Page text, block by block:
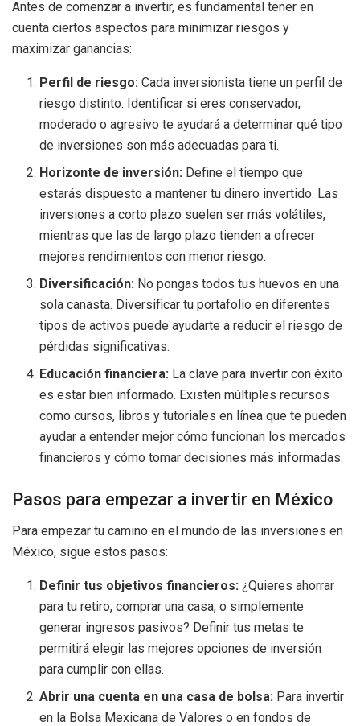
Antes de comenzar a invertir, es fundamental tener en
cuenta ciertos aspectos para minimizar riesgos y
maximizar ganancias:
Perfil de riesgo: Cada inversionista tiene un perfil de
riesgo distinto. Identificar si eres conservador,
moderado o agresivo te ayudará a determinar qué tipo
de inversiones son más adecuadas para ti.
Horizonte de inversión: Define el tiempo que
estarás dispuesto a mantener tu dinero invertido. Las
inversiones a corto plazo suelen ser más volátiles,
mientras que las de largo plazo tienden a ofrecer
mejores rendimientos con menor riesgo.
Diversificación: No pongas todos tus huevos en una
sola canasta. Diversificar tu portafolio en diferentes
tipos de activos puede ayudarte a reducir el riesgo de
pérdidas significativas.
Educación financiera: La clave para invertir con éxito
es estar bien informado. Existen múltiples recursos
como cursos, libros y tutoriales en línea que te pueden
ayudar a entender mejor cómo funcionan los mercados
financieros y cómo tomar decisiones más informadas.
Pasos para empezar a invertir en México
Para empezar tu camino en el mundo de las inversiones en
México, sigue estos pasos:
Definir tus objetivos financieros: ¿Quieres ahorrar
para tu retiro, comprar una casa, o simplemente
generar ingresos pasivos? Definir tus metas te
permitirá elegir las mejores opciones de inversión
para cumplir con ellas.
Abrir una cuenta en una casa de bolsa: Para invertir
en la Bolsa Mexicana de Valores o en fondos de